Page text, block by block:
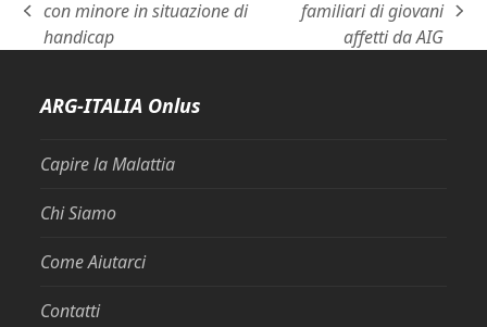
post
precedente:
con minore in situazione di
handicap
articolo
successivo:
familiari di giovani
affetti da AIG
ARG-ITALIA Onlus
Capire la Malattia
Chi Siamo
Come Aiutarci
Contatti